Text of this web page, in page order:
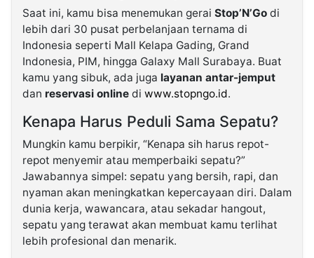
Saat ini, kamu bisa menemukan gerai Stop’N’Go di
lebih dari 30 pusat perbelanjaan ternama di
Indonesia seperti Mall Kelapa Gading, Grand
Indonesia, PIM, hingga Galaxy Mall Surabaya. Buat
kamu yang sibuk, ada juga layanan antar-jemput
dan reservasi online di www.stopngo.id.
Kenapa Harus Peduli Sama Sepatu?
Mungkin kamu berpikir, “Kenapa sih harus repot-
repot menyemir atau memperbaiki sepatu?”
Jawabannya simpel: sepatu yang bersih, rapi, dan
nyaman akan meningkatkan kepercayaan diri. Dalam
dunia kerja, wawancara, atau sekadar hangout,
sepatu yang terawat akan membuat kamu terlihat
lebih profesional dan menarik.